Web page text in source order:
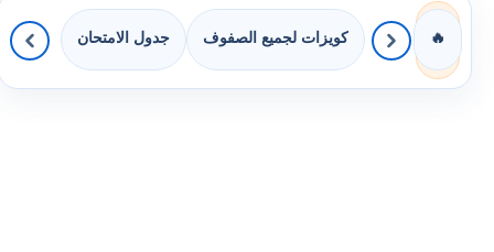
🔥 كويزات لجميع الصفوف جدول الامتحان